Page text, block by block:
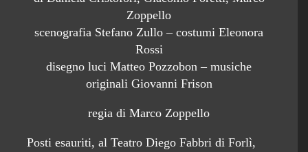
Zoppello
scenografia Stefano Zullo – costumi Eleonora
Rossi
disegno luci Matteo Pozzobon – musiche
originali Giovanni Frison
regia di Marco Zoppello
Posti esauriti, al Teatro Diego Fabbri di Forlì,